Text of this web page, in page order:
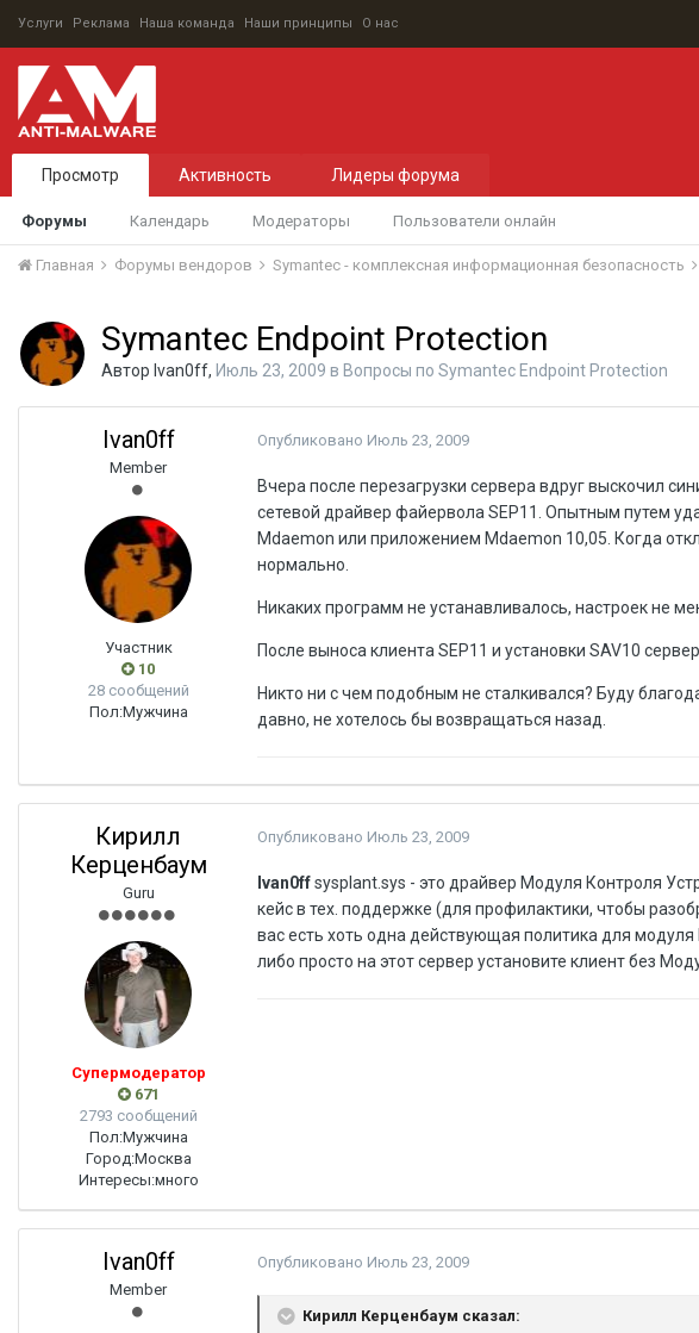
Услуги Реклама Наша команда Наши принципы О нас
Просмотр
Форумы Календарь Модераторы Пользователи онлайн
Активность Лидеры форума
Главная Форумы вендоров Symantec - комплексная информационная безопасность
Symantec Endpoint Protection
Автор Ivan0ff, Июль 23, 2009 в Вопросы по Symantec Endpoint Protection
Ivan0ff
Member
Участник
10
28 сообщений
Пол:Мужчина
Опубликовано Июль 23, 2009
Вчера после перезагрузки сервера вдруг выскочил
сетевой драйвер файервола SEP11. Опытным путем
Mdaemon или приложением Mdaemon 10,05. Когда
нормально.
Никаких программ не устанавливалось, настроек не
После выноса клиента SEP11 и установки SAV10
Никто ни с чем подобным не сталкивался? Буду
давно, не хотелось бы возвращаться назад.
Кирилл
Керценбаум
Guru
Супермодератор
671
2793 сообщений
Пол:Мужчина
Город:Москва
Интересы:много
Опубликовано Июль 23, 2009
Ivan0ffsysplant.sys - это драйвер Модуля Контроля
кейс в тех. поддержке (для профилактики, чтобы
вас есть хоть одна действующая политика для модуля
либо просто на этот сервер установите клиент без
Ivan0ff
Member
Опубликовано Июль 23, 2009
Кирилл Керценбаум сказал: